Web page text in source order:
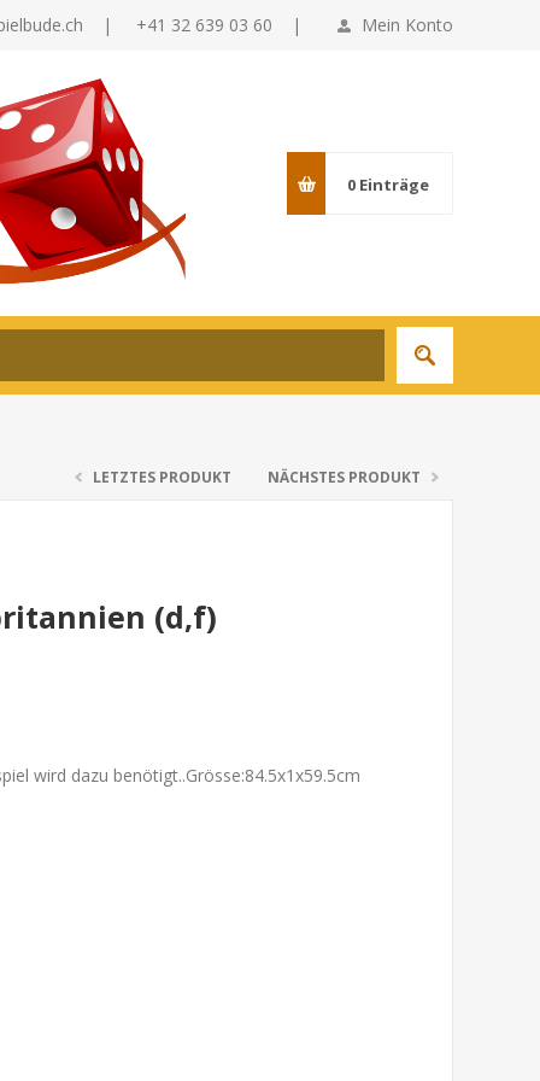
Mein Konto
| +41 32 639 03 60 |
0 Einträge
LETZTES PRODUKT NÄCHSTES PRODUKT
(d,f)
wird dazu benötigt..Grösse:84.5x1x59.5cm